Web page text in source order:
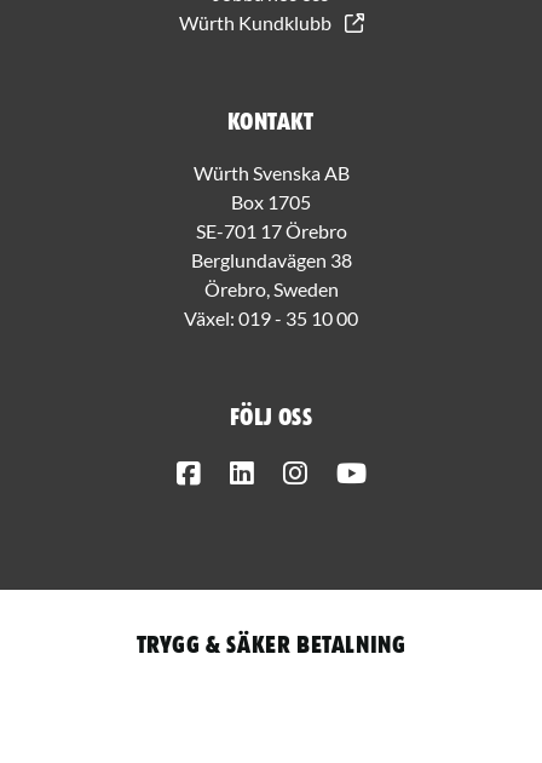
Würth Kundklubb
Kontakt
Würth Svenska AB
Box 1705
SE-701 17 Örebro
Berglundavägen 38
Örebro, Sweden
Växel: 019 - 35 10 00
Följ oss
FacebookLinkedInInstagram
Trygg & säker betalning